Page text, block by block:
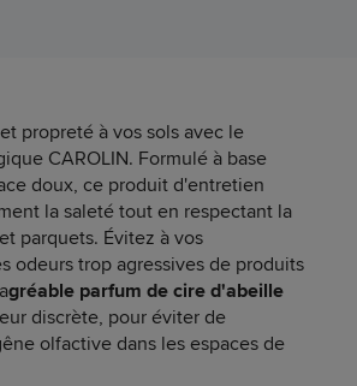
propreté à vos sols avec le
CAROLIN. Formulé à base
doux, ce produit d'entretien
la saleté tout en respectant la
parquets. Évitez à vos
odeurs trop agressives de produits
gréable parfum de cire d'abeille
discrète, pour éviter de
olfactive dans les espaces de